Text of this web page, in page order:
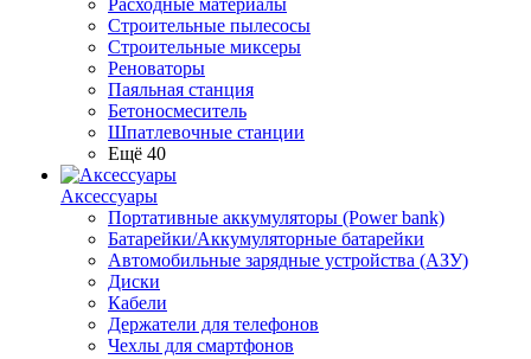
Расходные материалы
Строительные пылесосы
Строительные миксеры
Реноваторы
Паяльная станция
Бетоносмеситель
Шпатлевочные станции
Ещё 40
Аксессуары
Портативные аккумуляторы (Power bank)
Батарейки/Аккумуляторные батарейки
Автомобильные зарядные устройства (АЗУ)
Диски
Кабели
Держатели для телефонов
Чехлы для смартфонов